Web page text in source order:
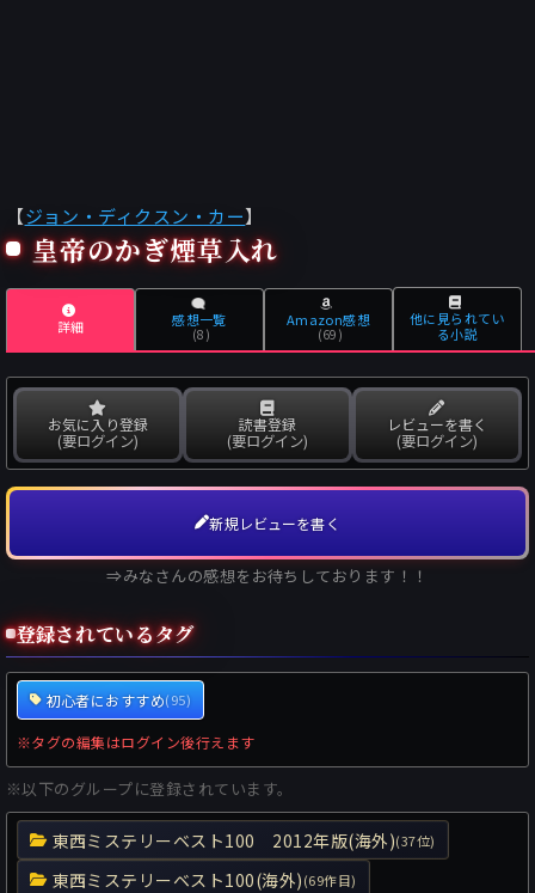
【ジョン・ディクスン・カー】
皇帝のかぎ煙草入れ
詳細 感想一覧
(8)
Amazon感想
(69)
他に見られてい
る小説
お気に入り登録
(要ログイン)
読書登録
(要ログイン)
レビューを書く
(要ログイン)
新規レビューを書く
⇒みなさんの感想をお待ちしております！！
登録されているタグ
初心者におすすめ(95)
※タグの編集はログイン後行えます
※以下のグループに登録されています。
東西ミステリーベスト100 2012年版(海外)(37位)
東西ミステリーベスト100(海外)(69作目)